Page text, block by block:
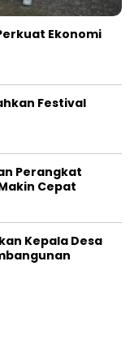
Ekonomi
Festival
Perangkat
Cepat
Kepala Desa